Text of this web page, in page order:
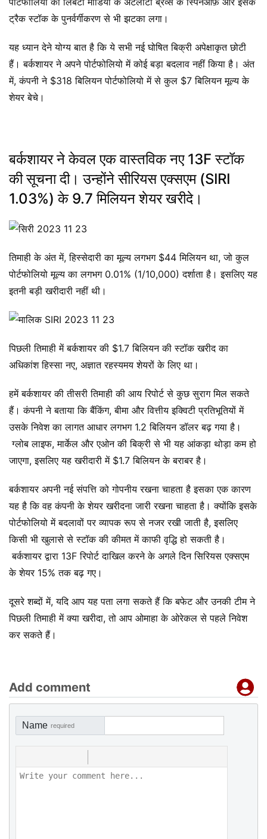
ट्रैक स्टॉक के पुनर्वर्गीकरण से भी झटका लगा।
यह ध्यान देने योग्य बात है कि ये सभी नई घोषित बिक्री अपेक्षाकृत छोटी
हैं। बर्कशायर ने अपने पोर्टफोलियो में कोई बड़ा बदलाव नहीं किया है। अंत
में, कंपनी ने $318 बिलियन पोर्टफोलियो में से कुल $7 बिलियन मूल्य के
शेयर बेचे।
बर्कशायर ने केवल एक वास्तविक नए 13F स्टॉक
की सूचना दी। उन्होंने सीरियस एक्सएम (SIRI
1.03%) के 9.7 मिलियन शेयर खरीदे।
तिमाही के अंत में, हिस्सेदारी का मूल्य लगभग $44 मिलियन था, जो कुल
पोर्टफोलियो मूल्य का लगभग 0.01% (1/10,000) दर्शाता है। इसलिए यह
इतनी बड़ी खरीदारी नहीं थी।
पिछली तिमाही में बर्कशायर की $1.7 बिलियन की स्टॉक खरीद का
अधिकांश हिस्सा नए, अज्ञात रहस्यमय शेयरों के लिए था।
हमें बर्कशायर की तीसरी तिमाही की आय रिपोर्ट से कुछ सुराग मिल सकते
हैं। कंपनी ने बताया कि बैंकिंग, बीमा और वित्तीय इक्विटी प्रतिभूतियों में
उसके निवेश का लागत आधार लगभग 1.2 बिलियन डॉलर बढ़ गया है।
ग्लोब लाइफ, मार्केल और एओन की बिक्री से भी यह आंकड़ा थोड़ा कम हो
जाएगा, इसलिए यह खरीदारी में $1.7 बिलियन के बराबर है।
बर्कशायर अपनी नई संपत्ति को गोपनीय रखना चाहता है इसका एक कारण
यह है कि वह कंपनी के शेयर खरीदना जारी रखना चाहता है। क्योंकि इसके
पोर्टफोलियो में बदलावों पर व्यापक रूप से नजर रखी जाती है, इसलिए
किसी भी खुलासे से स्टॉक की कीमत में काफी वृद्धि हो सकती है।
बर्कशायर द्वारा 13F रिपोर्ट दाखिल करने के अगले दिन सिरियस एक्सएम
के शेयर 15% तक बढ़ गए।
दूसरे शब्दों में, यदि आप यह पता लगा सकते हैं कि बफेट और उनकी टीम ने
पिछली तिमाही में क्या खरीदा, तो आप ओमाहा के ओरेकल से पहले निवेश
कर सकते हैं।
Add comment
Name required